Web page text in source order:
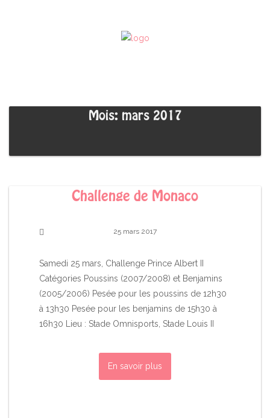
Mois: mars 2017
Challenge de Monaco
25 mars 2017
Samedi 25 mars, Challenge Prince Albert II
Catégories Poussins (2007/2008) et Benjamins
(2005/2006) Pesée pour les poussins de 12h30
à 13h30 Pesée pour les benjamins de 15h30 à
16h30 Lieu : Stade Omnisports, Stade Louis II
En savoir plus